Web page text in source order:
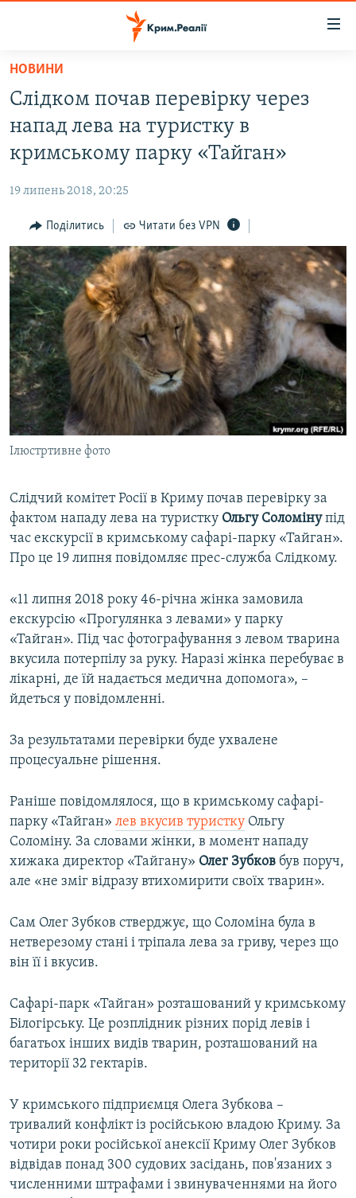
Перейти
основного
матеріалу
до
основної
Перейти
до
пошуку
ВОДА.КРИМ
БЛОГИ
ПОГЛЯД
ІНТЕРВ'Ю
ВСЕ ЗА ДЕНЬ
СПЕЦПРОЕКТИ
ДЕПОРТАЦІЯ
ВІДЕОУРОКИ «ELIFBE»
СВІДЧЕННЯ ОКУПАЦІЇ
УКРАЇНСЬКА ПРОБЛЕМА КРИМУ
ІНФОГРАФІКА
ЯК ОБІЙТИ БЛОКУВАННЯ
Русский
Qırımtatar
ДОЛУЧАЙСЯ!
Усі сайти RFE/RL
НОВИНИ
Слідком почав перевірку через
напад лева на туристку в
кримському парку «Тайган»
19 липень 2018, 20:25
Поділитись Читати без VPN
Ілюстртивне фото
Слідчий комітет Росії в Криму почав перевірку за
фактом нападу лева на туристку Ольгу Соломінупід
час екскурсії в кримському сафарі-парку «Тайган».
Про це 19 липня повідомляє прес-служба Слідкому.
«11 липня 2018 року 46-річна жінка замовила
екскурсію «Прогулянка з левами» у парку
«Тайган». Під час фотографування з левом тварина
вкусила потерпілу за руку. Наразі жінка перебуває в
лікарні, де їй надається медична допомога», –
йдеться у повідомленні.
За результатами перевірки буде ухвалене
процесуальне рішення.
Раніше повідомлялося, що в кримському сафарі-
парку «Тайган» лев вкусив туристку Ольгу
Соломіну. За словами жінки, в момент нападу
хижака директор «Тайгану» Олег Зубков був поруч,
але «не зміг відразу втихомирити своїх тварин».
Сам Олег Зубков стверджує, що Соломіна була в
нетверезому стані і тріпала лева за гриву, через що
він її і вкусив.
Сафарі-парк «Тайган» розташований у кримському
Білогірську. Це розплідник різних порід левів і
багатьох інших видів тварин, розташований на
території 32 гектарів.
У кримського підприємця Олега Зубкова –
тривалий конфлікт із російською владою Криму. За
чотири роки російської анексії Криму Олег Зубков
відвідав понад 300 судових засідань, пов'язаних з
численними штрафами і звинуваченнями на його